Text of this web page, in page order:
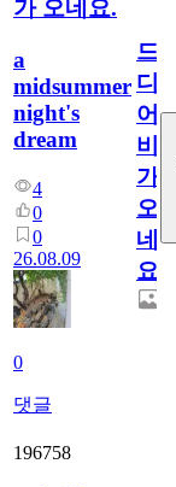
가 오네요.
a
midsummer
night's
dream
4
0
0
26.08.09
0
댓글
드
디
어
비
가
오
네
요.
196758